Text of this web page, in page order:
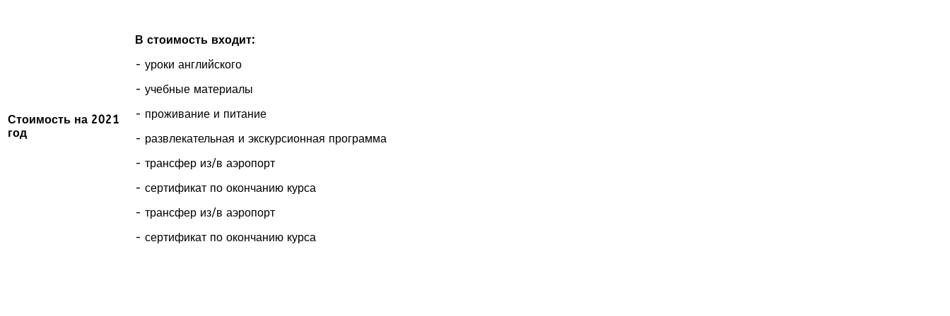
Стоимость на 2021
год
В стоимость входит:
- уроки английского
- учебные материалы
- проживание и питание
- развлекательная и экскурсионная программа
- трансфер из/в аэропорт
- сертификат по окончанию курса
- трансфер из/в аэропорт
- сертификат по окончанию курса